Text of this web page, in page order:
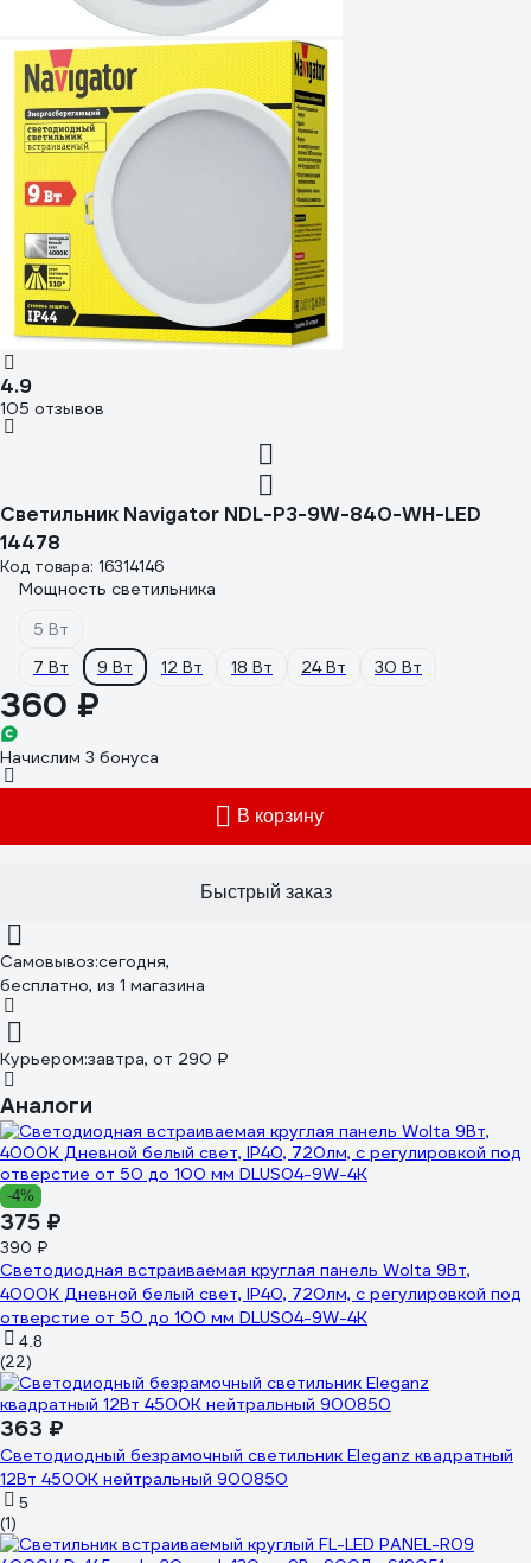
4.9
105 отзывов
Светильник Navigator NDL-P3-9W-840-WH-LED
14478
Код товара: 16314146
Мощность светильника
5 Вт
7 Вт
9 Вт 12 Вт 18 Вт 24 Вт 30 Вт
360 ₽
Начислим 3 бонуса
В корзину
Быстрый заказ
Самовывоз:сегодня,
бесплатно, из 1 магазина
Курьером:завтра, от 290 ₽
Аналоги
-4%
375 ₽
390 ₽
Светодиодная встраиваемая круглая панель Wolta 9Вт,
4000К Дневной белый свет, IP40, 720лм, с регулировкой под
отверстие от 50 до 100 мм DLUS04-9W-4K
4.8
(22)
363 ₽
Светодиодный безрамочный светильник Eleganz квадратный
12Вт 4500К нейтральный 900850
5
(1)